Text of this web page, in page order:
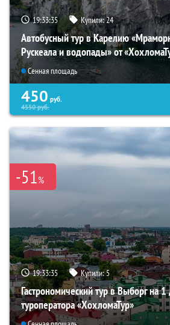
19:33:34 Купили:24
Автобусный тур в Карелию
Рускеала и водопады» от
Сенная площадь
450 руб.
4550руб.
-51%
19:33:34 Купили:5
Гастрономический тур в Выборг на 1
туроператора «ХохломаТур»